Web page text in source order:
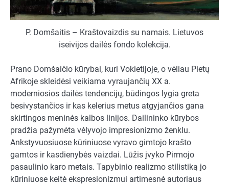
P. Domšaitis – Kraštovaizdis su namais. Lietuvos
iseivijos dailės fondo kolekcija.
Prano Domšaičio kūrybai, kuri Vokietijoje, o vėliau Pietų
Afrikoje skleidėsi veikiama vyraujančių XX a.
moderniosios dailės tendencijų, būdingos lygia greta
besivystančios ir kas kelerius metus atgyjančios gana
skirtingos meninės kalbos linijos. Dailininko kūrybos
pradžia pažymėta vėlyvojo impresionizmo ženklu.
Ankstyvuosiuose kūriniuose vyravo gimtojo krašto
gamtos ir kasdienybės vaizdai. Lūžis įvyko Pirmojo
pasaulinio karo metais. Tapybinio realizmo stilistiką jo
kūriniuose keitė ekspresionizmui artimesnė autoriaus